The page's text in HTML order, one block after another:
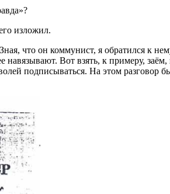
изложил.
что он коммунист, я обратился к
Вот взять, к примеру,
подписываться. На этом разговор